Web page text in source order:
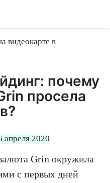
видеокарте в
почему
просела
апреля 2020
Grin окружила
с первых дней